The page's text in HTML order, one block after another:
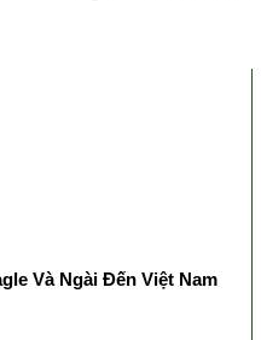
Và Ngài Đến Việt Nam